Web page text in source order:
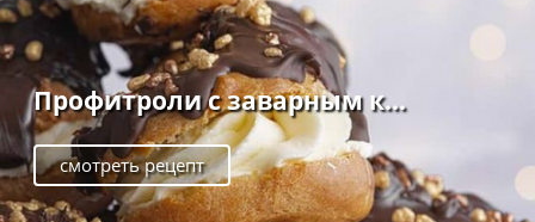
Профитроли с заварным к...
смотреть рецепт